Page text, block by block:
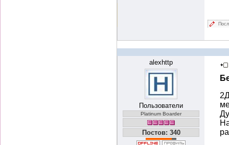
alexhttp
Пользователи
Platinum Boarder
Постов: 340